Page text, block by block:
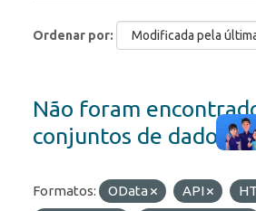
Ordenar por
Não foram
conjuntos de dados
Formatos: OData API